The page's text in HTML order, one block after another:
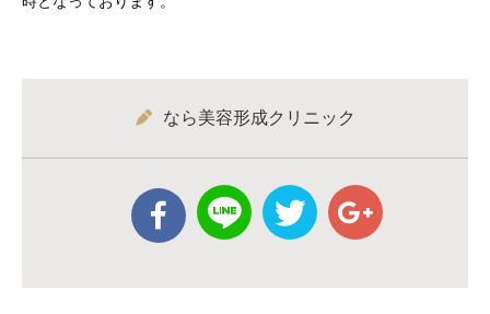
なら美容形成クリニック